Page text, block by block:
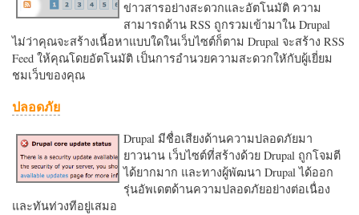
ข่าวสารอย่างสะดวกและอัตโนมัติ ความ
สามารถด้าน RSS ถูกรวมเข้ามาใน Drupal
ไม่ว่าคุณจะสร้างเนื้อหาแบบใดในเว็บไซต์ก็ตาม Drupal จะสร้าง RSS
Feed ให้คุณโดยอัตโนมัติ เป็นการอำนวยความสะดวกใหักับผู้เยี่ยม
ชมเว็บของคุณ
ปลอดภัย
Drupal มีชื่อเสียงด้านความปลอดภัยมา
ยาวนาน เว็บไซต์ที่สร้างด้วย Drupal ถูกโจมตี
ได้ยากมาก และทางผู้พัฒนา Drupal ได้ออก
รุ่นอัพเดตด้านความปลอดภัยอย่างต่อเนื่อง
และทันท่วงทีอยู่เสมอ